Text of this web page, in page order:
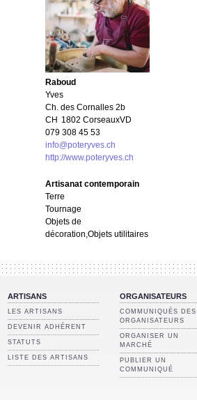
Raboud
Yves
Ch. des Cornalles 2b
CH 1802 CorseauxVD
079 308 45 53
info@poteryves.ch
http://www.poteryves.ch
Artisanat contemporain
Terre
Tournage
Objets de
décoration,Objets utilitaires
ARTISANS
LES ARTISANS
DEVENIR ADHÉRENT
STATUTS
LISTE DES ARTISANS
ORGANISATEURS
COMMUNIQUÉS DES
ORGANISATEURS
ORGANISER UN
MARCHÉ
PUBLIER UN
COMMUNIQUÉ